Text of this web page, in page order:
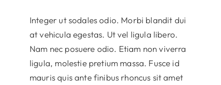
Integer ut sodales odio. Morbi blandit dui
at vehicula egestas. Ut vel ligula libero.
Nam nec posuere odio. Etiam non viverra
ligula, molestie pretium massa. Fusce id
mauris quis ante finibus rhoncus sit amet